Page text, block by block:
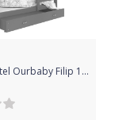
Dětská postel Ourbaby Filip 190x80 cm